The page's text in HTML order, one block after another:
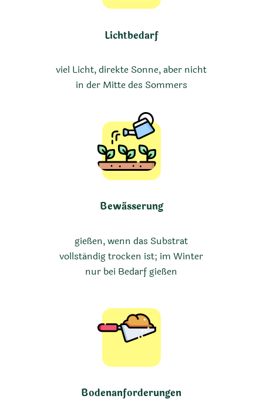
Lichtbedarf
viel Licht, direkte Sonne, aber nicht
in der Mitte des Sommers
Bewässerung
gießen, wenn das Substrat
vollständig trocken ist; im Winter
nur bei Bedarf gießen
Bodenanforderungen